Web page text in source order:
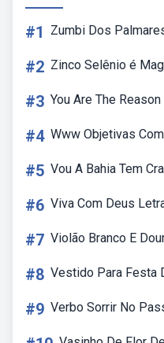
#1 Zumbi Dos
#2 Zinco Selênio é
#3 You Are The
#4 Www Objetivas
#5 Vou A Bahia Tem
#6 Viva Com Deus
#7 Violão Branco E
#8 Vestido Para Festa
#9 Verbo Sorrir No